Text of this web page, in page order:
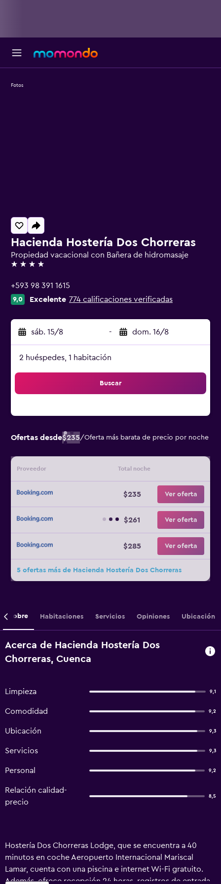
Hacienda Hostería Dos Chorreras
Propiedad vacacional con Bañera de hidromasaje
4 estrellas
+593 98 391 1615
9,0 Excelente 774 calificaciones verificadas
sáb. 15/8 - dom. 16/8
2 huéspedes, 1 habitación
Buscar
Ofertas desde$235/Oferta más barata de precio por noche
Proveedor Total noche
$235 Ver oferta
$261 Ver oferta
$285 Ver oferta
5 ofertas más de Hacienda Hostería Dos Chorreras
Fotos
Sobre Habitaciones Servicios Opiniones Ubicación
Acerca de Hacienda Hostería Dos
Chorreras, Cuenca
Limpieza 9,1
Comodidad 9,2
Ubicación 9,3
Servicios 9,3
Personal 9,2
Relación calidad-
precio
8,5
Hostería Dos Chorreras Lodge, que se encuentra a 40
minutos en coche Aeropuerto Internacional Mariscal
Lamar, cuenta con una piscina e internet Wi-Fi gratuito.
Además, ofrece recepción 24 horas, registros de entrada